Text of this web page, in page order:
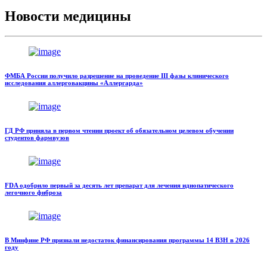
Новости медицины
ФМБА России получило разрешение на проведение III фазы клинического
исследования аллерговакцины «Аллергарда»
ГД РФ приняла в первом чтении проект об обязательном целевом обучении
студентов фармвузов
FDA одобрило первый за десять лет препарат для лечения идиопатического
легочного фиброза
В Минфине РФ признали недостаток финансирования программы 14 ВЗН в 2026
году